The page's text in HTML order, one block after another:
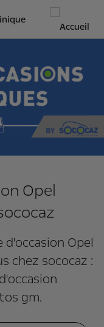
Opel
Opel
chez sococaz :
gm.